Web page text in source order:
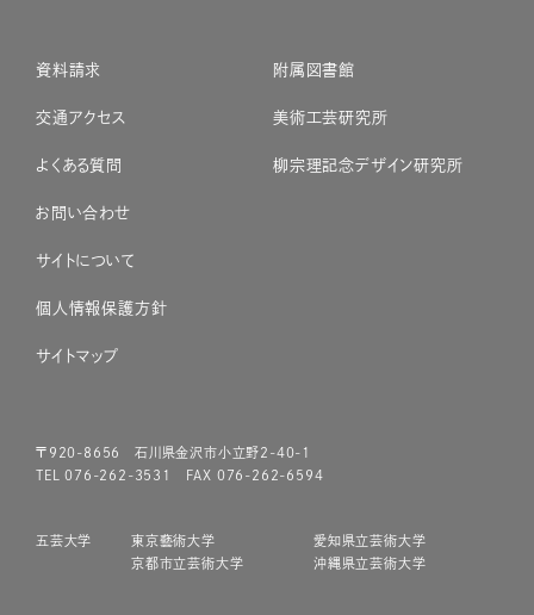
資料請求
交通アクセス
よくある質問
お問い合わせ
サイトについて
個人情報保護方針
サイトマップ
附属図書館
美術工芸研究所
柳宗理記念デザイン研究所
〒920-8656 石川県金沢市小立野2-40-1
TEL 076-262-3531 FAX 076-262-6594
五芸大学 東京藝術大学
愛知県立芸術大学
京都市立芸術大学
沖縄県立芸術大学